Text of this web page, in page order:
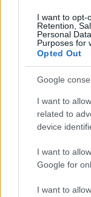
I want to opt-
Retention,
Personal
Purposes for
Opted Out
Google
I want to
related to
device
I want to
Google for
I want to
a
ce
b
o
o
k
w
it
te
r
NOTIZIE RECENTI